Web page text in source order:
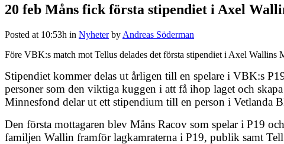
20 feb Måns fick första stipendiet i Axel
Posted at 10:53h in Nyheter by Andreas Söderman
Före VBK:s match mot Tellus delades det första stipendiet i Axel Wallins
Stipendiet kommer delas ut årligen till en spelare i VBK:s
personer som den viktiga kuggen i att få ihop laget och
Minnesfond delar ut ett stipendium till en person i Vetlanda
Den första mottagaren blev Måns Racov som spelar i P19
familjen Wallin framför lagkamraterna i P19, publik samt